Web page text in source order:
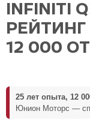
INFINITI
12 000
25 лет опыта, 12
Юнион Моторс —